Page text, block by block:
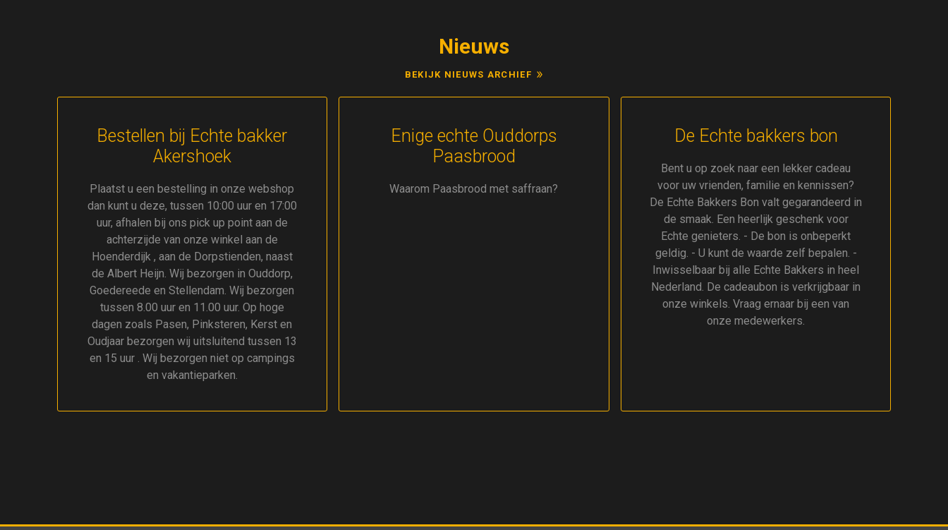
Nieuws
BEKIJK NIEUWS ARCHIEF
Bestellen bij Echte bakker
Akershoek
Plaatst u een bestelling in onze webshop
dan kunt u deze, tussen 10:00 uur en 17:00
uur, afhalen bij ons pick up point aan de
achterzijde van onze winkel aan de
Hoenderdijk , aan de Dorpstienden, naast
de Albert Heijn. Wij bezorgen in Ouddorp,
Goedereede en Stellendam. Wij bezorgen
tussen 8.00 uur en 11.00 uur. Op hoge
dagen zoals Pasen, Pinksteren, Kerst en
Oudjaar bezorgen wij uitsluitend tussen 13
en 15 uur . Wij bezorgen niet op campings
en vakantieparken.
Enige echte Ouddorps
Paasbrood
Waarom Paasbrood met saffraan?
De Echte bakkers bon
Bent u op zoek naar een lekker cadeau
voor uw vrienden, familie en kennissen?
De Echte Bakkers Bon valt gegarandeerd in
de smaak. Een heerlijk geschenk voor
Echte genieters. - De bon is onbeperkt
geldig. - U kunt de waarde zelf bepalen. -
Inwisselbaar bij alle Echte Bakkers in heel
Nederland. De cadeaubon is verkrijgbaar in
onze winkels. Vraag ernaar bij een van
onze medewerkers.